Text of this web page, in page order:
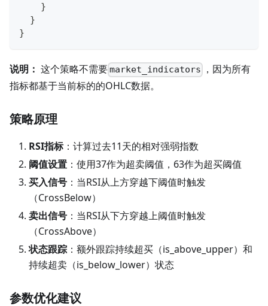
}
}
}
说明： 这个策略不需要market_indicators
，因为所有
指标都基于当前标的的OHLC数据。
策略原理
RSI指标：计算过去11天的相对强弱指数
阈值设置 ：使用37作为超卖阈值，63作为超买阈值
买入信号 ：当RSI从上方穿越下阈值时触发
（CrossBelow）
卖出信号 ：当RSI从下方穿越上阈值时触发
（CrossAbove）
状态跟踪 ：额外跟踪持续超买（is_above_upper）和
持续超卖（is_below_lower）状态
参数优化建议